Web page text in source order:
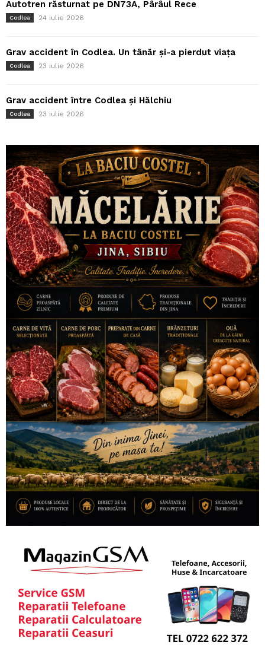
Autotren răsturnat pe DN73A, Pârâul Rece
Codlea 24 iulie 2026
Grav accident în Codlea. Un tânăr și-a pierdut viața
Codlea 23 iulie 2026
Grav accident între Codlea și Hălchiu
Codlea 23 iulie 2026